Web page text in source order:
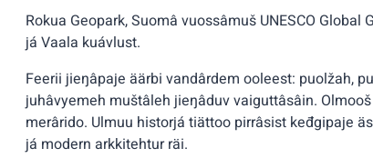
Rokua Geopark, Suomâ vuossâmuš UNESCO
já Vaala kuávlust.
Feerii jieŋâpaje äärbi vandârdem ooleest: puolžah,
juhâvyemeh muštâleh jieŋâduv vaiguttâsâin.
merârido. Ulmuu historjá tiättoo pirrâsist keđgipaje
já modern arkkitehtur räi.